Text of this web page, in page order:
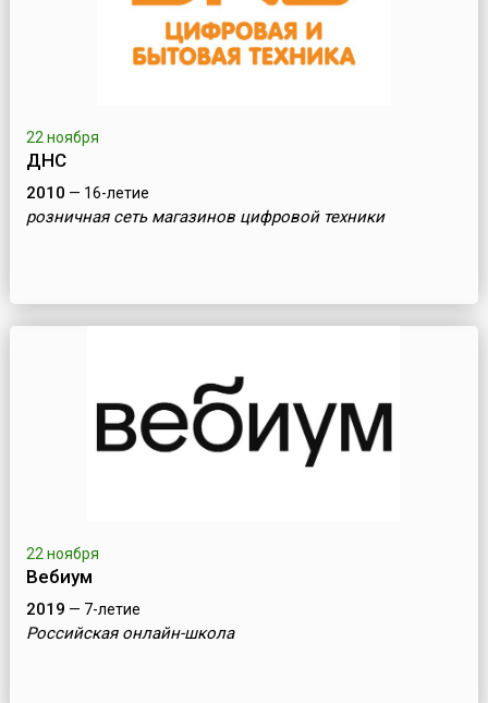
22 ноября
ДНС
2010 — 16-летие
розничная сеть магазинов цифровой техники
22 ноября
Вебиум
2019 — 7-летие
Российская онлайн-школа